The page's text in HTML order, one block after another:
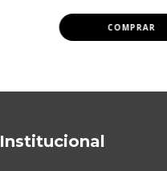
Institucional